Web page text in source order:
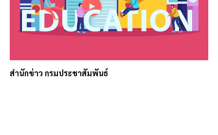
สำนักข่าว กรมประชาสัมพันธ์